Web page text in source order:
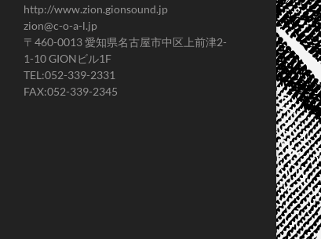
http://www.zion.gionsound.jp
zion@c-o-a-l.jp
〒460-0013 愛知県名古屋市中区上前津2-
1-10 GIONビル1F
TEL:052-339-2331
FAX:052-339-2345